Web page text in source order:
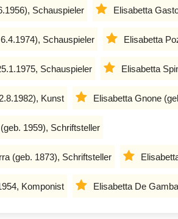
Schauspieler Elisabetta
Schauspieler Elisabetta
Schauspieler Elisabetta
Kunst Elisabetta Gnone
1959), Schriftsteller
(geb. 1873), Schriftsteller
Komponist Elisabetta De